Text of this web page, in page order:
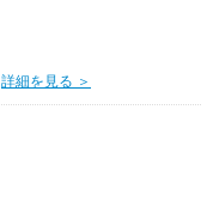
詳細を見る ＞